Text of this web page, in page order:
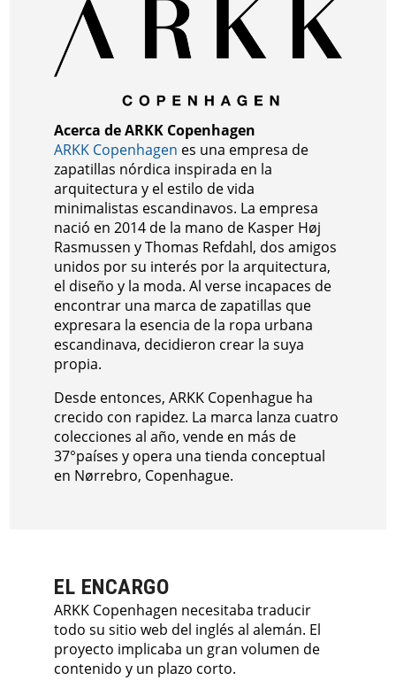
Acerca de ARKK Copenhagen
ARKK Copenhagen es una empresa de
zapatillas nórdica inspirada en la
arquitectura y el estilo de vida
minimalistas escandinavos. La empresa
nació en 2014 de la mano de Kasper Høj
Rasmussen y Thomas Refdahl, dos amigos
unidos por su interés por la arquitectura,
el diseño y la moda. Al verse incapaces de
encontrar una marca de zapatillas que
expresara la esencia de la ropa urbana
escandinava, decidieron crear la suya
propia.
Desde entonces, ARKK Copenhague ha
crecido con rapidez. La marca lanza cuatro
colecciones al año, vende en más de
37°países y opera una tienda conceptual
en Nørrebro, Copenhague.
EL ENCARGO
ARKK Copenhagen necesitaba traducir
todo su sitio web del inglés al alemán. El
proyecto implicaba un gran volumen de
contenido y un plazo corto.